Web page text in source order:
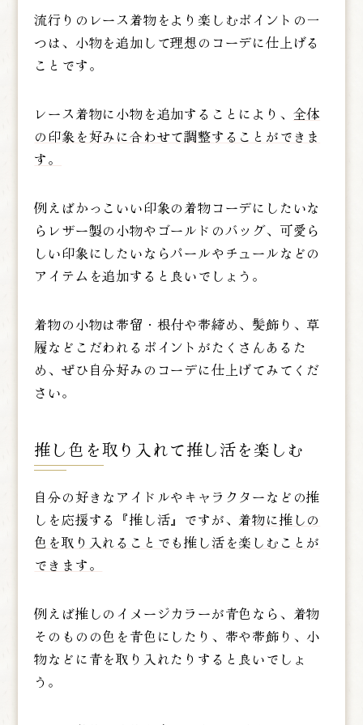
流行りのレース着物をより楽しむポイントの一
つは、小物を追加して理想のコーデに仕上げる
ことです。
レース着物に小物を追加することにより、 全体
の印象を好みに合わせて調整することができま
す。
例えばかっこいい印象の着物コーデにしたいな
らレザー製の小物やゴールドのバッグ、可愛ら
しい印象にしたいならパールやチュールなどの
アイテムを追加すると良いでしょう。
着物の小物は帯留・根付や帯締め、髪飾り、草
履などこだわれるポイントがたくさんあるた
め、ぜひ自分好みのコーデに仕上げてみてくだ
さい。
推し色を取り入れて推し活を楽しむ
自分の好きなアイドルやキャラクターなどの推
しを応援する『推し活』ですが、 着物に推しの
色を取り入れることでも推し活を楽しむことが
できます。
例えば推しのイメージカラーが青色なら、着物
そのものの色を青色にしたり、帯や帯飾り、小
物などに青を取り入れたりすると良いでしょ
う。